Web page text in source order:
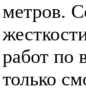
метров.
работ по
только